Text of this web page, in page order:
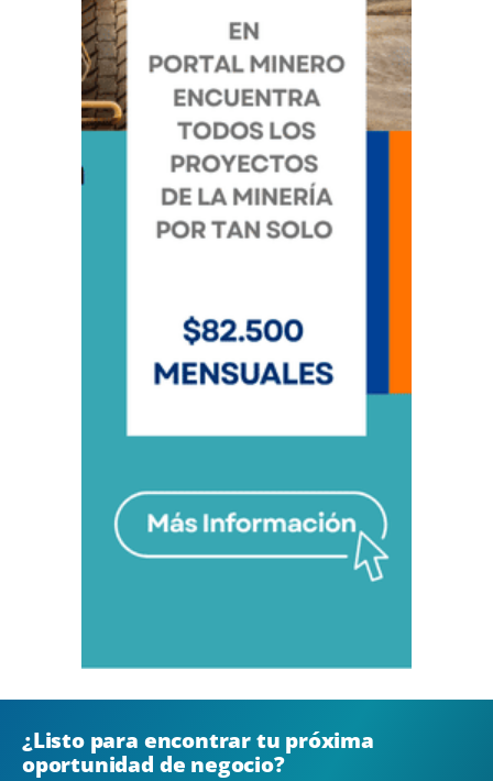
¿Listo para encontrar tu próxima
oportunidad de negocio?